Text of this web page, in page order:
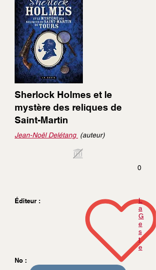
Sherlock Holmes et le
mystère des reliques de
Saint-Martin
Jean-Noël Delétang (auteur)
0
Éditeur :
L
a
G
e
s
t
e
No :